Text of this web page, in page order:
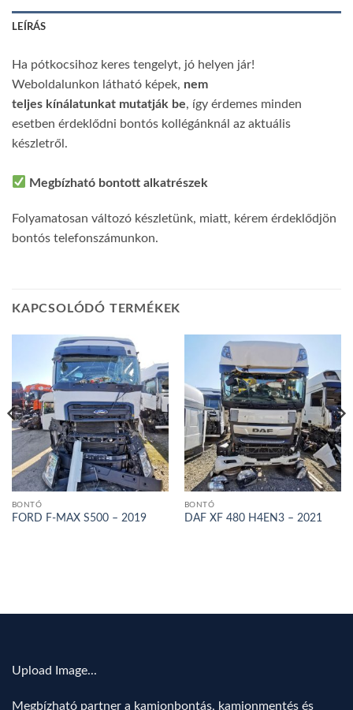
LEÍRÁS
Ha pótkocsihoz keres tengelyt, jó helyen jár!
Weboldalunkon látható képek, nem
teljes kínálatunkat mutatják be, így érdemes minden
esetben érdeklődni bontós kollégánknál az aktuális
készletről.
Megbízható bontott alkatrészek
Folyamatosan változó készletünk, miatt, kérem érdeklődjön
bontós telefonszámunkon.
KAPCSOLÓDÓ TERMÉKEK
BONTÓ
FORD F-MAX S500 – 2019
BONTÓ
DAF XF 480 H4EN3 – 2021
Upload Image...
Megbízható partner a kamionbontás, kamionmentés és